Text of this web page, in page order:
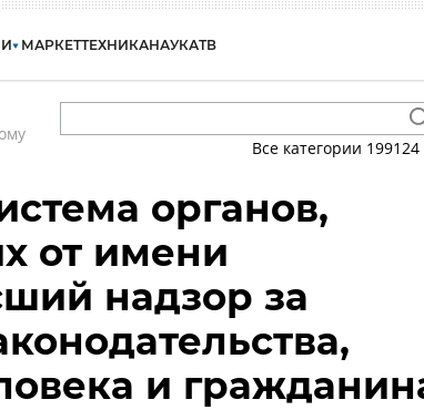
МАРКЕТТЕХНИКАНАУКАТВ
Все категории 199124
органов,
от имени
надзор за
и